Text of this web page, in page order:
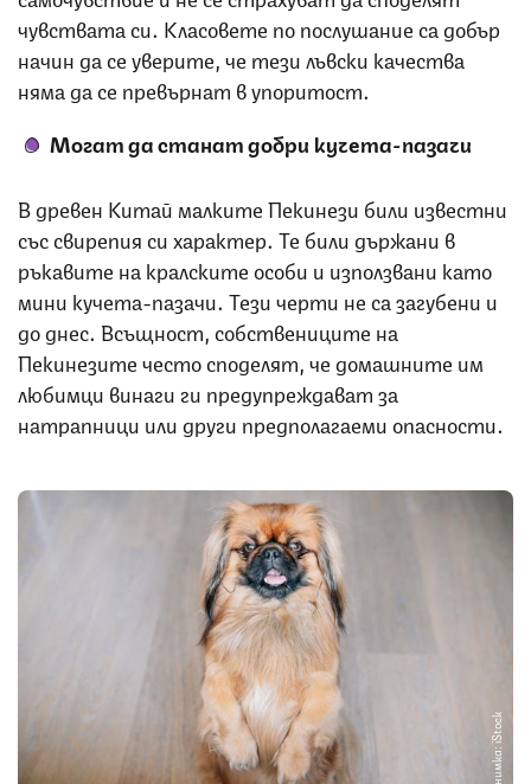
чувствата си. Класовете по послушание са добър
начин да се уверите, че тези лъвски качества
няма да се превърнат в упоритост.
Могат да станат добри кучета-пазачи
В древен Китай малките Пекинези били известни
със свирепия си характер. Те били държани в
ръкавите на кралските особи и използвани като
мини кучета-пазачи. Тези черти не са загубени и
до днес. Всъщност, собствениците на
Пекинезите често споделят, че домашните им
любимци винаги ги предупреждават за
натрапници или други предполагаеми опасности.
Снимка: iStock